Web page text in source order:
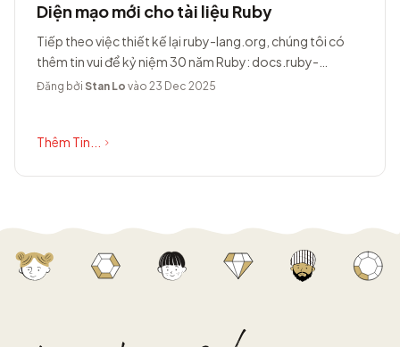
Diện mạo mới cho tài liệu Ruby
Tiếp theo việc thiết kế lại ruby-lang.org, chúng tôi có
thêm tin vui để kỷ niệm 30 năm Ruby: docs.ruby-
lang.org có diện mạo hoàn toàn...
Đăng bởi Stan Lo vào 23 Dec 2025
Thêm Tin...